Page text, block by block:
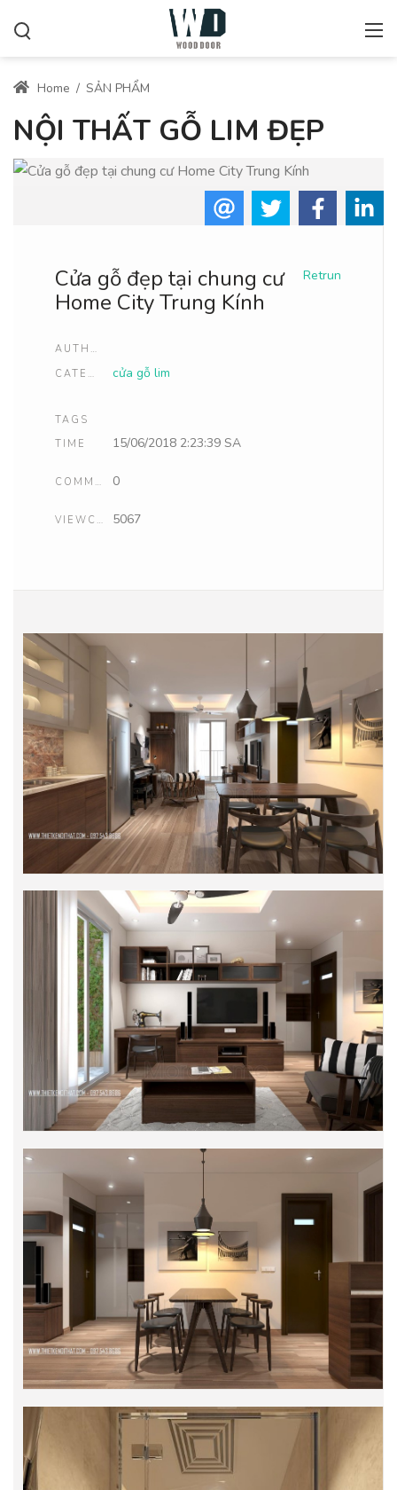
Home / SẢN PHẨM
NỘI THẤT GỖ LIM ĐẸP
Retrun
Cửa gỗ đẹp tại chung cư
Home City Trung Kính
AUTHOR
CATEGORIES
cửa gỗ lim
TAGS
TIME
15/06/2018 2:23:39 SA
COMMENTS 0
VIEWCOUNT 5067